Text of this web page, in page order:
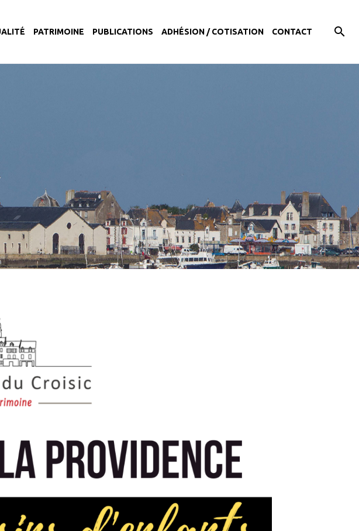
PATRIMOINE PUBLICATIONS ADHÉSION / COTISATION CONTACT